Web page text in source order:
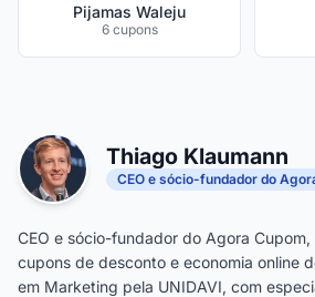
Pijamas Waleju
6 cupons
Thiago Klaumann
CEO e sócio-fundador do
CEO e sócio-fundador do Agora
cupons de desconto e economia online
em Marketing pela UNIDAVI, com